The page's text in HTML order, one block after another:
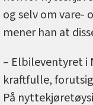
og selv om vare-
mener han at
– Elbileventyret i
kraftfulle,
På